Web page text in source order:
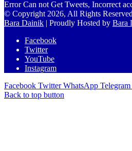
Error Can not Get Tweets, Incorrect
© Copyright 2026, All Rights
Bara Dainik | Proudly Hosted by Bara
Facebook
Twitter
YouTube
Instagram
Facebook Twitter WhatsApp Telegram
Back to top button